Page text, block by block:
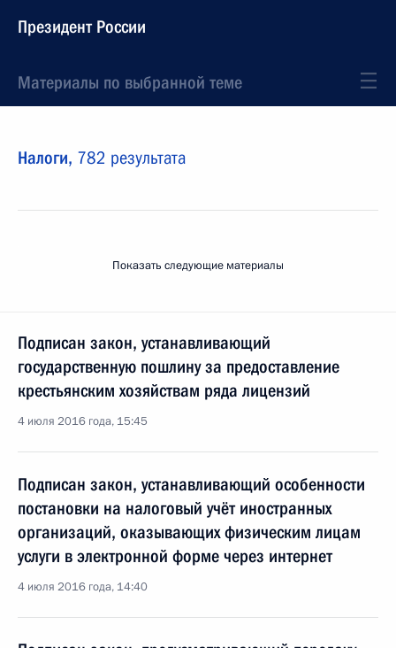
Президент России
Материалы по выбранной теме
Налоги, 782 результата
Показать следующие материалы
Подписан закон, устанавливающий
государственную пошлину за предоставление
крестьянским хозяйствам ряда лицензий
4 июля 2016 года, 15:45
Подписан закон, устанавливающий особенности
постановки на налоговый учёт иностранных
организаций, оказывающих физическим лицам
услуги в электронной форме через интернет
4 июля 2016 года, 14:40